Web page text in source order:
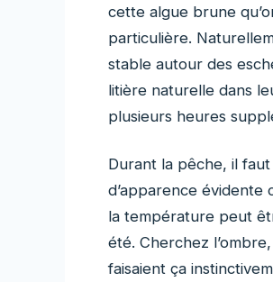
cette algue brune
particulière.
stable autour des
litière naturelle dans
plusieurs heures
Durant la pêche, il
d’apparence évidente
la température peut
été. Cherchez
faisaient ça